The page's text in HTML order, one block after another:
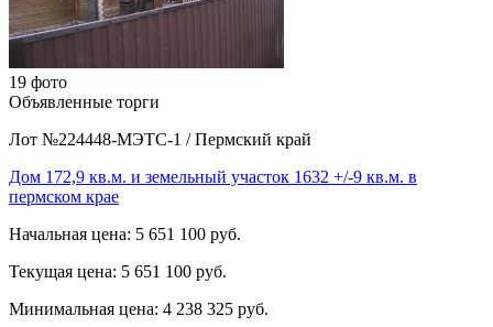
19 фото
Объявленные торги
Лот №224448-МЭТС-1 / Пермский край
Дом 172,9 кв.м. и земельный участок 1632 +/-9 кв.м. в
пермском крае
Начальная цена: 5 651 100 руб.
Текущая цена: 5 651 100 руб.
Минимальная цена: 4 238 325 руб.